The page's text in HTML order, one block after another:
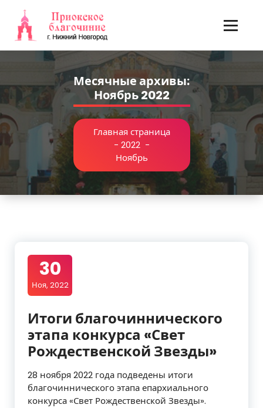
содержимому
Месячные архивы:
Ноябрь 2022
Главная страница
- 2022-
Ноябрь
30
Ноя, 2022
Итоги благочиннического
этапа конкурса «Свет
Рождественской Звезды»
28 ноября 2022 года подведены итоги
благочиннического этапа епархиального
конкурса «Свет Рождественской Звезды».